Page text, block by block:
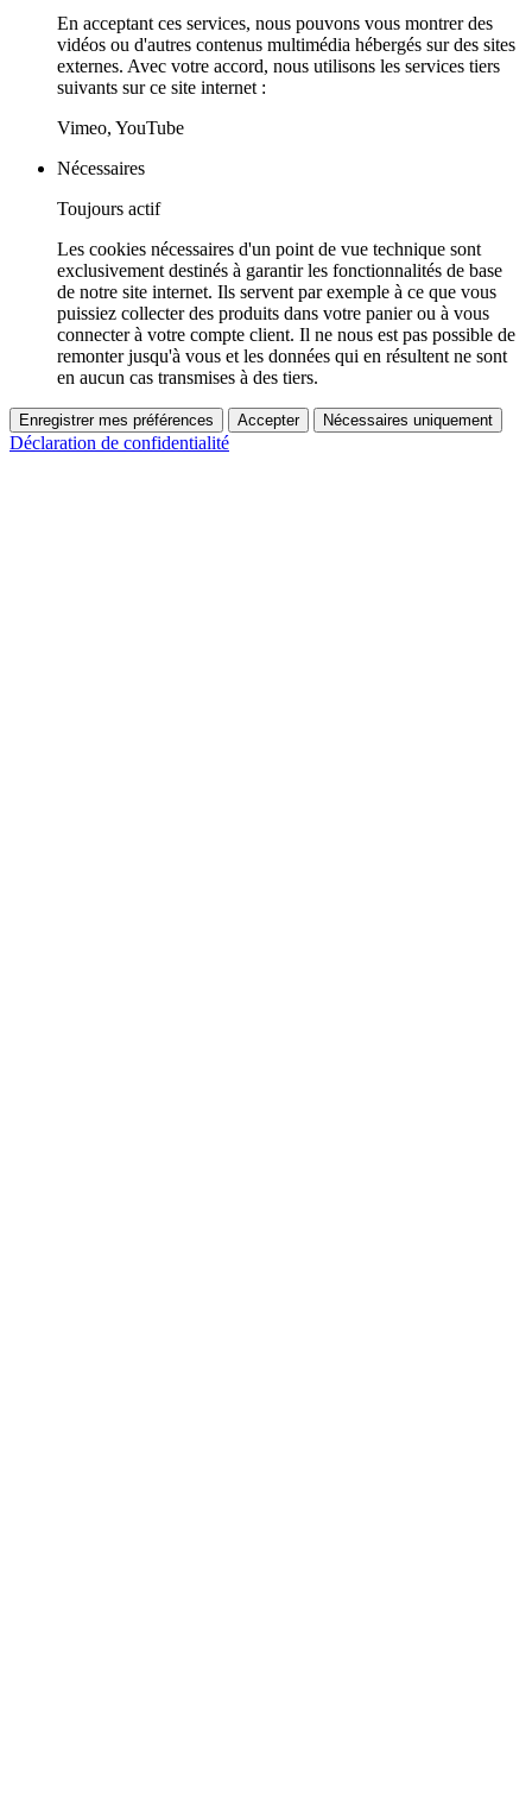
En acceptant ces services, nous pouvons vous montrer des
vidéos ou d'autres contenus multimédia hébergés sur des sites
externes. Avec votre accord, nous utilisons les services tiers
suivants sur ce site internet :
Vimeo, YouTube
Nécessaires
Toujours actif
Les cookies nécessaires d'un point de vue technique sont
exclusivement destinés à garantir les fonctionnalités de base
de notre site internet. Ils servent par exemple à ce que vous
puissiez collecter des produits dans votre panier ou à vous
connecter à votre compte client. Il ne nous est pas possible de
remonter jusqu'à vous et les données qui en résultent ne sont
en aucun cas transmises à des tiers.
Enregistrer mes préférences Accepter Nécessaires uniquement
Déclaration de confidentialité